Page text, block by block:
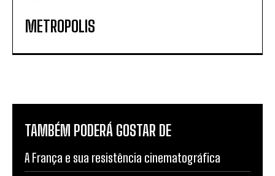
METROPOLIS
TAMBÉM PODERÁ GOSTAR DE
A França e sua resistência cinematográfica